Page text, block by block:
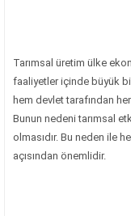
Tarımsal üretim ülke
faaliyetler içinde büyük
hem devlet tarafından
Bunun nedeni tarımsal
olmasıdır. Bu neden ile
açısından önemlidir.